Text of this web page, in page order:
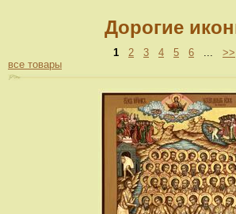
Дорогие
1 2 3 4 5 6 ... >>
все товары